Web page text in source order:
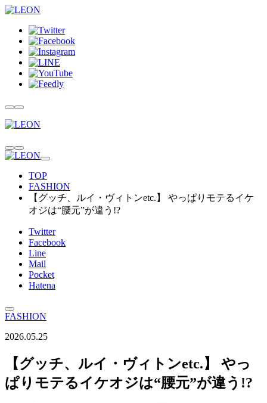
TOP
FASHION
【グッチ、ルイ・ヴィトンetc.】 やっぱりモテるイケ
オジは“腰元”が違う!?
Twitter
Facebook
Line
Mail
Pocket
Hatena
FASHION
2026.05.25
【グッチ、ルイ・ヴィトンetc.】 やっ
ぱりモテるイケオジは“腰元”が違う!?